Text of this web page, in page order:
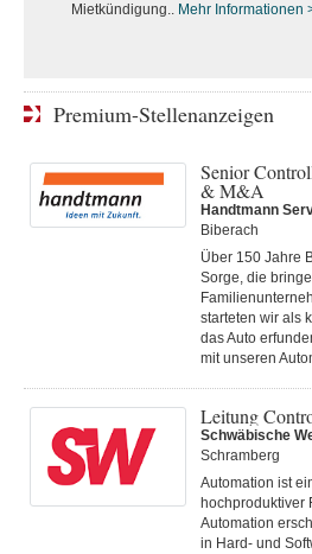
Mietkündigung.. Mehr Informationen
Premium-Stellenanzeigen
Senior
& M&A
Handtmann
Biberach
Über 150 Jahre
Sorge, die
starteten wir als
das Auto
mit unseren
Leitung
Schwäbische
Schramberg
Automation ist
hochproduktiver
Automation
in Hard- und